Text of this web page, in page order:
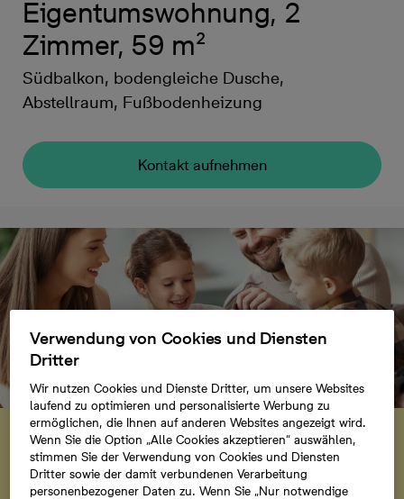
Eigentumswohnung, 2
Zimmer, 59 m²
Südbalkon, bodengleiche Dusche,
Abstellraum, Fußbodenheizung
Kontakt aufnehmen
Aktion
Jetzt Zuhause sichern und
Kosten sparen
Verwendung von Cookies und Diensten
Dritter
Wir nutzen Cookies und Dienste Dritter, um unsere Websites
laufend zu optimieren und personalisierte Werbung zu
ermöglichen, die Ihnen auf anderen Websites angezeigt wird.
Wenn Sie die Option „Alle Cookies akzeptieren“ auswählen,
stimmen Sie der Verwendung von Cookies und Diensten
Dritter sowie der damit verbundenen Verarbeitung
personenbezogener Daten zu. Wenn Sie „Nur notwendige